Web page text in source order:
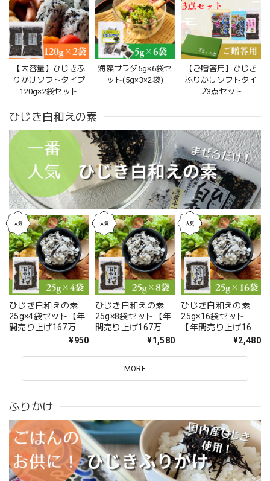
【大容量】ひじきふ
りかけソフトタイプ
120g×2袋セット
海藻サラダ5g×6袋セ
ット(5g×3×2袋)
【ご贈答用】ひじき
ふりかけソフトタイ
プ3点セット
ひじき白和えの素
ひじき白和えの素
25g×4袋セット【年
間売り上げ167万袋
突破の大人気商
国産ひじき使用】
¥950
ひじき白和えの素
25g×8袋セット【年
間売り上げ167万袋
突破の大人気商
国産ひじき使用】
【ポスト投函】
¥1,580
ひじき白和えの素
25g×16袋セット
【年間売り上げ167
万袋突破の大人気商
使用】【ポスト投
¥2,480
MORE
ふりかけ